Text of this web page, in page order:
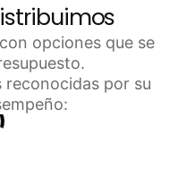
opciones que se
reconocidas por su